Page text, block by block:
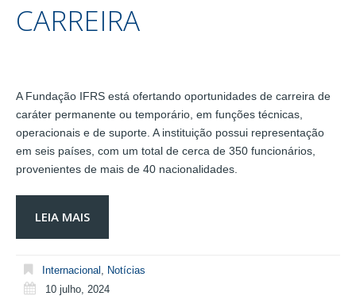
CARREIRA
A Fundação IFRS está ofertando oportunidades de carreira de
caráter permanente ou temporário, em funções técnicas,
operacionais e de suporte. A instituição possui representação
em seis países, com um total de cerca de 350 funcionários,
provenientes de mais de 40 nacionalidades.
LEIA MAIS
Internacional , Notícias
10 julho, 2024